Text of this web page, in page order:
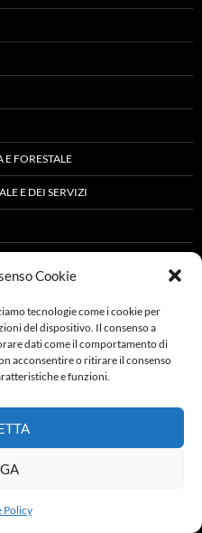
Cookie
tecnologie come i cookie per
del dispositivo. Il consenso a
dati come il comportamento di
acconsentire o ritirare il consenso
e funzioni.
Policy
FORESTALE
E DEI SERVIZI